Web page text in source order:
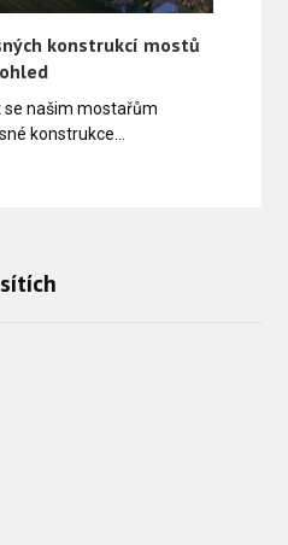
konstrukcí mostů
se našim mostařům
konstrukce…